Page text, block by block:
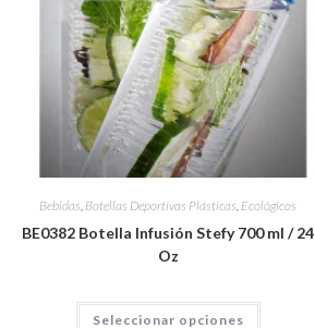
Bebidas, Botellas Deportivas Plásticas, Ecológicos
BE0382 Botella Infusión Stefy 700 ml / 24
Oz
Seleccionar opciones